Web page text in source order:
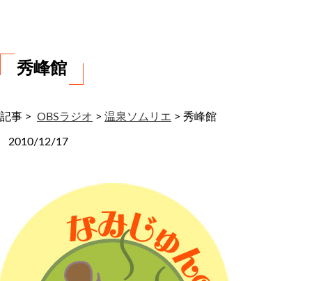
秀峰館
記事 > OBSラジオ > 温泉ソムリエ > 秀峰館
2010/12/17